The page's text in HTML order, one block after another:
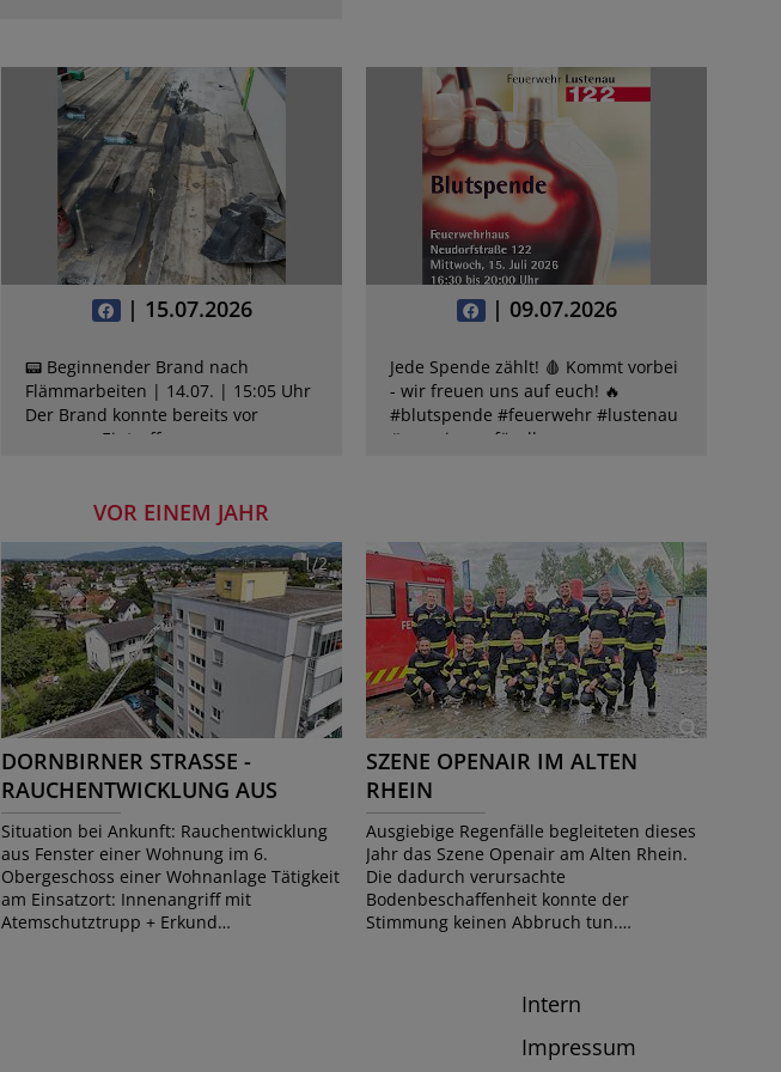
| 15.07.2026
📟 Beginnender Brand nach
Flämmarbeiten | 14.07. | 15:05 Uhr
Der Brand konnte bereits vor
unserem Eintreffen von
| 09.07.2026
Jede Spende zählt! 🩸 Kommt vorbei
- wir freuen uns auf euch! 🔥
#blutspende #feuerwehr #lustenau
#gemeinsamfüralle
VOR EINEM JAHR
1/2
DORNBIRNER STRASSE -
RAUCHENTWICKLUNG AUS
WOHNUNG IM 6. OBERGESCH…
Situation bei Ankunft: Rauchentwicklung
aus Fenster einer Wohnung im 6.
Obergeschoss einer Wohnanlage Tätigkeit
am Einsatzort: Innenangriff mit
Atemschutztrupp + Erkund…
1/6
SZENE OPENAIR IM ALTEN
RHEIN
Ausgiebige Regenfälle begleiteten dieses
Jahr das Szene Openair am Alten Rhein.
Die dadurch verursachte
Bodenbeschaffenheit konnte der
Stimmung keinen Abbruch tun.…
Intern
Impressum